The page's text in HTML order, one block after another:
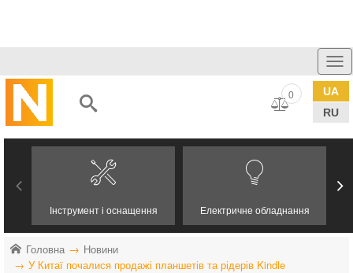
UA
RU
0
Інструмент і оснащення Електричне обладнання
Головна
Новини
У Китаї почалися продажі планшетів та рідерів Kindle